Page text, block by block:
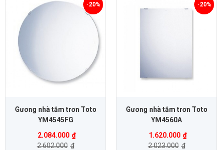
Gương nhà tắm trơn Toto
YM4545FG
2.084.000 ₫
2.602.000 ₫
-20%
Gương nhà tắm trơn Toto
YM4560A
1.620.000 ₫
2.023.000 ₫
-20%